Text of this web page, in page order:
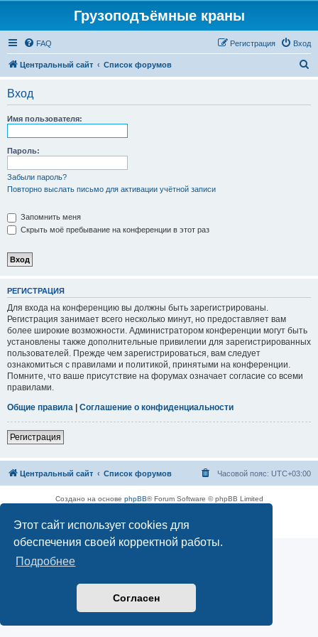
Этот сайт использует cookies для
обеспечения своей корректной работы.
Подробнее
Согласен
Грузоподъёмные краны
FAQ Вход
Регистрация
Центральный сайт Список форумов
Вход
Имя пользователя:
Пароль:
Забыли пароль?
Повторно выслать письмо для активации учётной записи
Запомнить меня
Скрыть моё пребывание на конференции в этот раз
РЕГИСТРАЦИЯ
Для входа на конференцию вы должны быть зарегистрированы.
Регистрация занимает всего несколько минут, но предоставляет вам
более широкие возможности. Администратором конференции могут быть
установлены также дополнительные привилегии для зарегистрированных
пользователей. Прежде чем зарегистрироваться, вам следует
ознакомиться с правилами и политикой, принятыми на конференции.
Помните, что ваше присутствие на форумах означает согласие со всеми
правилами.
Общие правила | Соглашение о конфиденциальности
Регистрация
Центральный сайт Список форумов Часовой пояс: UTC+03:00
Создано на основе phpBB® Forum Software © phpBB Limited
Конфиденциальность|Правила